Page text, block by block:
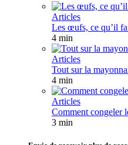
Articles
Les œufs, ce qu’il
4 min
Articles
Tout sur la
4 min
Articles
Comment congeler
3 min